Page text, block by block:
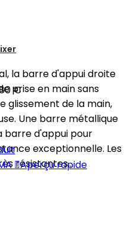
la barre d'appui droite
prise en main sans
glissement de la main,
Une barre métallique
barre d'appui pour
exceptionnelle. Les
résistantes,...
€
Aperçu rapide